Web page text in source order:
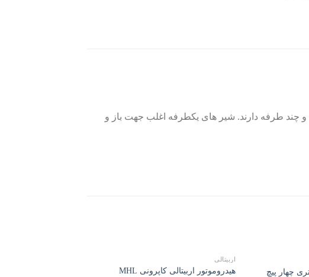
طرفه دارند. شیر های یکطرفه اغلب جهت باز و
اربیتالی
هیدروموتور اربیتالی کاپرونی MHL